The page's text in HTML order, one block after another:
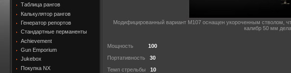
Таблица рангов
Калькулятор рангов
Генератор репортов
Стандартные перманенты
Achievement
Gun Emporium
Jukebox
Покупка NX
Модифицированный вариант M107 оснащен укороченным стволом,
калибр 50 мм
Мощность 100
Портативность 30
Темп стрельбы 10